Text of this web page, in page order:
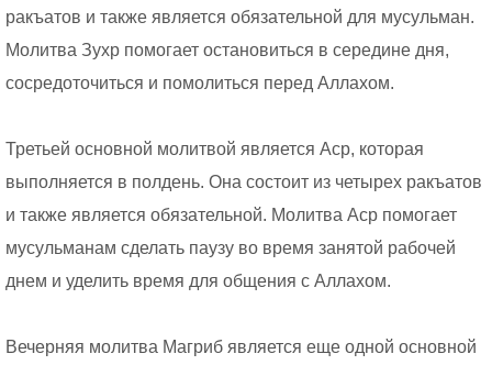
ракъатов и также является обязательной для мусульман.
Молитва Зухр помогает остановиться в середине дня,
сосредоточиться и помолиться перед Аллахом.
Третьей основной молитвой является Аср, которая
выполняется в полдень. Она состоит из четырех ракъатов
и также является обязательной. Молитва Аср помогает
мусульманам сделать паузу во время занятой рабочей
днем и уделить время для общения с Аллахом.
Вечерняя молитва Магриб является еще одной основной